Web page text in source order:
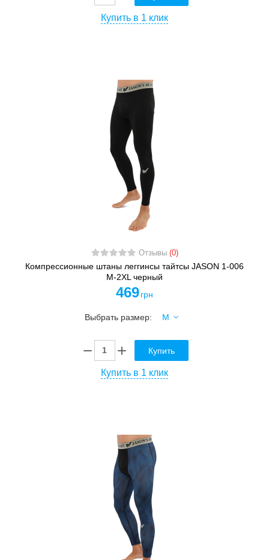
Купить в 1 клик
Отзывы (0)
Компрессионные штаны леггинсы тайтсы JASON 1-006
M-2XL черный
469 грн
Выбрать размер:
Купить
Купить в 1 клик